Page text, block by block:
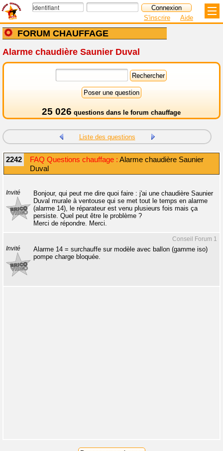
FORUM CHAUFFAGE
S'inscrire Aide
Alarme chaudière Saunier Duval
25 026 questions dans le forum chauffage
Liste des questions
2242 FAQ Questions chauffage : Alarme chaudière Saunier
Duval
Invité
Bonjour, qui peut me dire quoi faire : j'ai une chaudière Saunier
Duval murale à ventouse qui se met tout le temps en alarme
(alarme 14), le réparateur est venu plusieurs fois mais ça
persiste. Quel peut être le problème ?
Merci de répondre. Merci.
Conseil Forum 1
Invité
Alarme 14 = surchauffe sur modèle avec ballon (gamme iso)
pompe charge bloquée.